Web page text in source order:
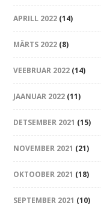
APRILL 2022 (14)
MÄRTS 2022 (8)
VEEBRUAR 2022 (14)
JAANUAR 2022 (11)
DETSEMBER 2021 (15)
NOVEMBER 2021 (21)
OKTOOBER 2021 (18)
SEPTEMBER 2021 (10)